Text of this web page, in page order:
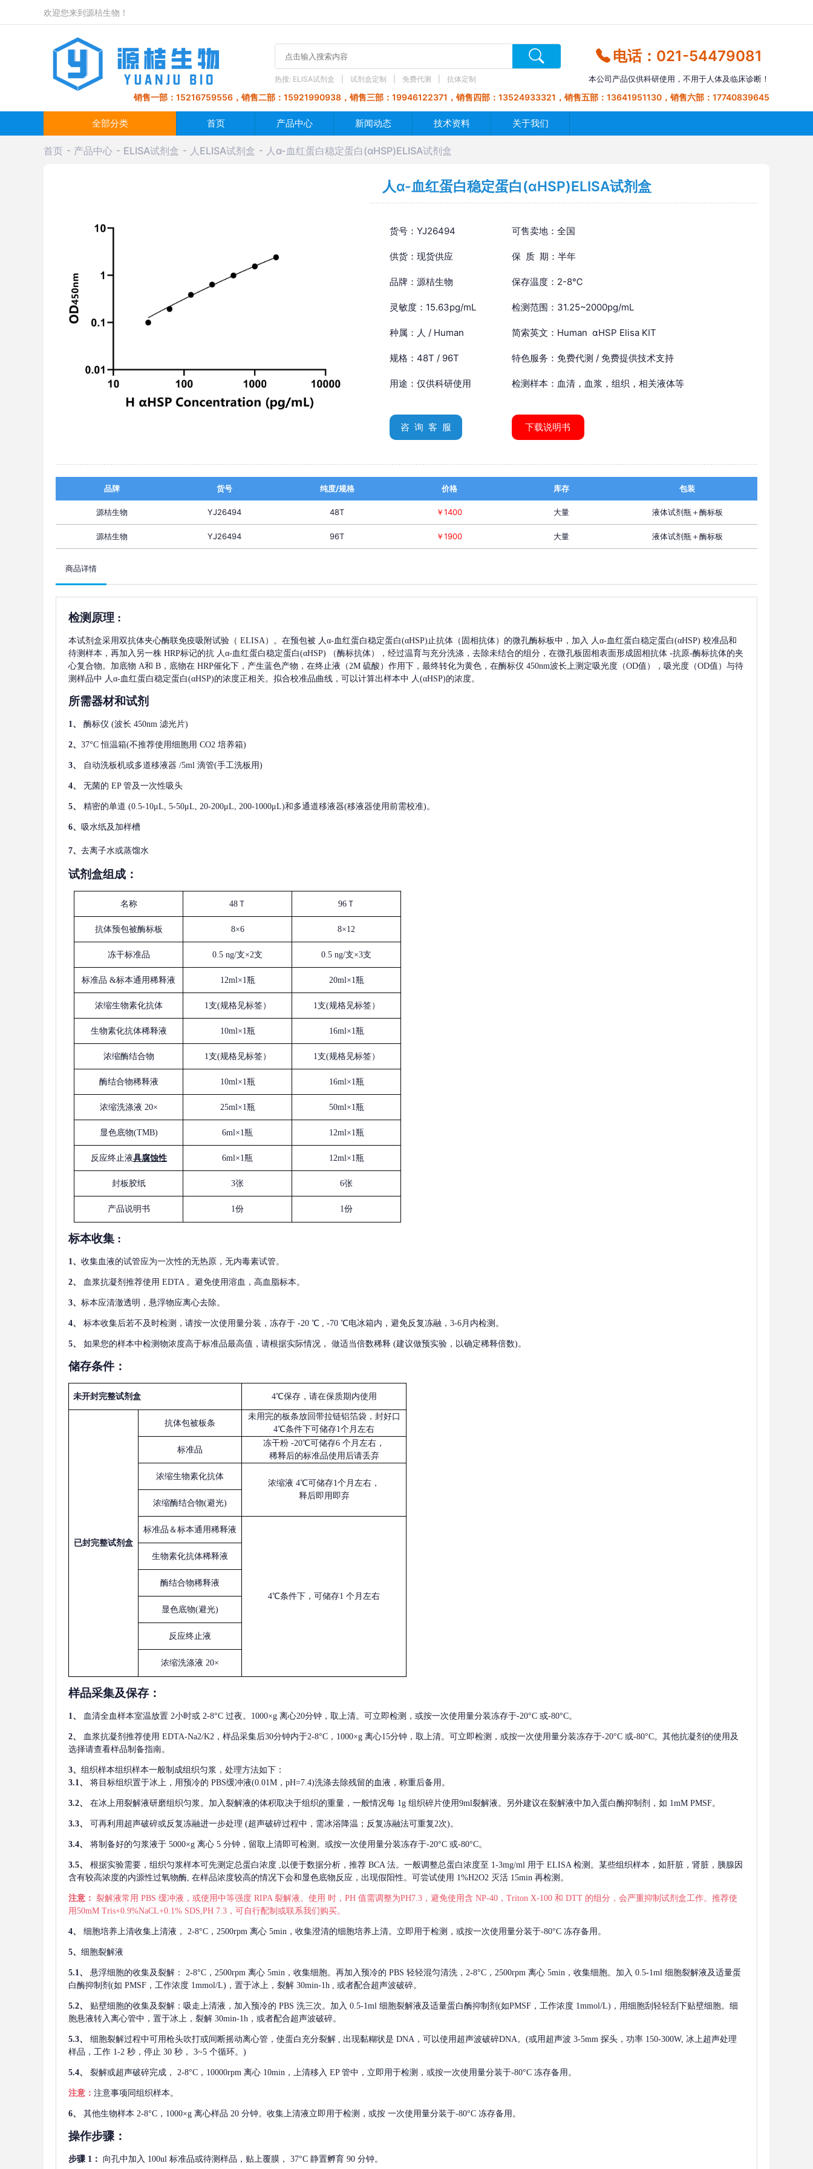
欢迎您来到源桔生物！
热搜: ELISA试剂盒 试剂盒定制 免费代测 抗体定制
电话：021-54479081
本公司产品仅供科研使用，不用于人体及临床诊断！
销售一部：15216759556，销售二部：15921990938，销售三部：19946122371，销售四部：13524933321，销售五部：13641951130，销售六部：17740839645
全部分类 首页 产品中心 新闻动态 技术资料 关于我们
首页 产品中心 ELISA试剂盒 人ELISA试剂盒 人α-血红蛋白稳定蛋白(αHSP)ELISA试剂盒
人α-血红蛋白稳定蛋白(αHSP)ELISA试剂盒
货号：YJ26494 可售卖地：全国
供货：现货供应 保 质 期：半年
品牌：源桔生物 保存温度：2-8℃
灵敏度：15.63pg/mL 检测范围：31.25~2000pg/mL
种属：人 / Human 简索英文：Human αHSP Elisa KIT
规格：48T / 96T 特色服务：免费代测 / 免费提供技术支持
用途：仅供科研使用 检测样本：血清，血浆，组织，相关液体等
咨 询 客 服 下载说明书
品牌 货号 纯度/规格 价格 库存 包装
源桔生物 YJ26494 48T ￥1400 大量 液体试剂瓶＋酶标板
源桔生物 YJ26494 96T ￥1900 大量 液体试剂瓶＋酶标板
商品详情
检测原理 :
本试剂盒采用双抗体夹心酶联免疫吸附试验（ ELISA）。在预包被 人α-血红蛋白稳定蛋白(αHSP)止抗体（固相抗体）的微孔酶标板中，加入 人α-血红蛋白稳定蛋白(αHSP) 校准品和
待测样本，再加入另一株 HRP标记的抗 人α-血红蛋白稳定蛋白(αHSP) （酶标抗体），经过温育与充分洗涤，去除未结合的组分，在微孔板固相表面形成固相抗体 -抗原-酶标抗体的夹
心复合物。加底物 A和 B，底物在 HRP催化下，产生蓝色产物，在终止液（2M 硫酸）作用下，最终转化为黄色，在酶标仪 450nm波长上测定吸光度（OD值），吸光度（OD值）与待
测样品中 人α-血红蛋白稳定蛋白(αHSP)的浓度正相关。拟合校准品曲线，可以计算出样本中 人(αHSP)的浓度。
所需器材和试剂
1、 酶标仪 (波长 450nm 滤光片)
2、 37°C 恒温箱(不推荐使用细胞用 CO2 培养箱)
3、 自动洗板机或多道移液器 /5ml 滴管(手工洗板用)
4、 无菌的 EP 管及一次性吸头
5、 精密的单道 (0.5-10μL, 5-50μL, 20-200μL, 200-1000μL)和多通道移液器(移液器使用前需校准)。
6、 吸水纸及加样槽
7、 去离子水或蒸馏水
试剂盒组成：
名称 48Ｔ 96Ｔ
抗体预包被酶标板 8×6 8×12
冻干标准品 0.5 ng/支×2支 0.5 ng/支×3支
标准品 &标本通用稀释液 12ml×1瓶 20ml×1瓶
浓缩生物素化抗体 1支(规格见标签） 1支(规格见标签）
生物素化抗体稀释液 10ml×1瓶 16ml×1瓶
浓缩酶结合物 1支(规格见标签） 1支(规格见标签）
酶结合物稀释液 10ml×1瓶 16ml×1瓶
浓缩洗涤液 20× 25ml×1瓶 50ml×1瓶
显色底物(TMB) 6ml×1瓶 12ml×1瓶
反应终止液具腐蚀性 6ml×1瓶 12ml×1瓶
封板胶纸 3张 6张
产品说明书 1份 1份
标本收集 :
1、 收集血液的试管应为一次性的无热原，无内毒素试管。
2、 血浆抗凝剂推荐使用 EDTA 。避免使用溶血，高血脂标本。
3、 标本应清澈透明，悬浮物应离心去除。
4、 标本收集后若不及时检测，请按一次使用量分装，冻存于 -20 ℃ , -70 ℃电冰箱内，避免反复冻融，3-6月内检测。
5、 如果您的样本中检测物浓度高于标准品最高值，请根据实际情况， 做适当倍数稀释 (建议做预实验，以确定稀释倍数)。
储存条件：
未开封完整试剂盒 4℃保存，请在保质期内使用
已封完整试剂盒
抗体包被板条
未用完的板条放回带拉链铝箔袋，封好口
4℃条件下可储存1个月左右
标准品
冻干粉 -20℃可储存6 个月左右，
稀释后的标准品使用后请丢弃
浓缩生物素化抗体
浓缩液 4℃可储存1个月左右，
释后即用即弃
浓缩酶结合物(避光)
标准品＆标本通用稀释液
4℃条件下，可储存1 个月左右
生物素化抗体稀释液
酶结合物稀释液
显色底物(避光)
反应终止液
浓缩洗涤液 20×
样品采集及保存 ：
1、 血清全血样本室温放置 2小时或 2-8°C 过夜。1000×g 离心20分钟，取上清。可立即检测，或按一次使用量分装冻存于-20°C 或-80°C。
2、 血浆抗凝剂推荐使用 EDTA-Na2/K2，样品采集后30分钟内于2-8°C，1000×g 离心15分钟，取上清。可立即检测，或按一次使用量分装冻存于-20°C 或-80°C。其他抗凝剂的使用及
选择请查看样品制备指南。
3、 组织样本组织样本一般制成组织匀浆，处理方法如下：
3.1、
将目标组织置于冰上，用预冷的 PBS缓冲液(0.01M，pH=7.4)洗涤去除残留的血液，称重后备用。
3.2、 在冰上用裂解液研磨组织匀浆。加入裂解液的体积取决于组织的重量，一般情况每 1g 组织碎片使用9ml裂解液。另外建议在裂解液中加入蛋白酶抑制剂，如 1mM PMSF。
3.3、 可再利用超声破碎或反复冻融进一步处理 (超声破碎过程中，需冰浴降温；反复冻融法可重复2次)。
3.4、 将制备好的匀浆液于 5000×g 离心 5 分钟，留取上清即可检测。或按一次使用量分装冻存于-20°C 或-80°C。
3.5、 根据实验需要，组织匀浆样本可先测定总蛋白浓度 ,以便于数据分析，推荐 BCA 法。一般调整总蛋白浓度至 1-3mg/ml 用于 ELISA 检测。某些组织样本，如肝脏，肾脏，胰腺因
含有较高浓度的内源性过氧物酶, 在样品浓度较高的情况下会和显色底物反应，出现假阳性。可尝试使用 1%H2O2 灭活 15min 再检测。
注意： 裂解液常用 PBS 缓冲液，或使用中等强度 RIPA 裂解液。使用 时，PH 值需调整为PH7.3，避免使用含 NP-40，Triton X-100 和 DTT 的组分，会严重抑制试剂盒工作。推荐使
用50mM Tris+0.9%NaCL+0.1% SDS,PH 7.3，可自行配制或联系我们购买。
4、 细胞培养上清收集上清液， 2-8°C，2500rpm 离心 5min，收集澄清的细胞培养上清。立即用于检测，或按一次使用量分装于-80°C 冻存备用。
5、 细胞裂解液
5.1、 悬浮细胞的收集及裂解：
2-8°C，2500rpm 离心 5min，收集细胞。再加入预冷的 PBS 轻轻混匀清洗，2-8°C，2500rpm 离心 5min，收集细胞。加入 0.5-1ml 细胞裂解液及适量蛋
白酶抑制剂(如 PMSF，工作浓度 1mmol/L)，置于冰上，裂解 30min-1h , 或者配合超声波破碎。
5.2、 贴壁细胞的收集及裂解：吸走上清液，加入预冷的 PBS 洗三次。加入 0.5-1ml 细胞裂解液及适量蛋白酶抑制剂(如PMSF，工作浓度 1mmol/L)，用细胞刮轻轻刮下贴壁细胞。细
胞悬液转入离心管中，置于冰上，裂解 30min-1h，或者配合超声波破碎。
5.3、 细胞裂解过程中可用枪头吹打或间断摇动离心管，使蛋白充分裂解 , 出现黏糊状是 DNA，可以使用超声波破碎DNA。(或用超声波 3-5mm 探头，功率 150-300W, 冰上超声处理
样品，工作 1-2 秒，停止 30 秒， 3~5 个循环。)
5.4、 裂解或超声破碎完成， 2-8°C，10000rpm 离心 10min，上清移入 EP 管中，立即用于检测，或按一次使用量分装于-80°C 冻存备用。
注意： 注意事项同组织样本。
6、 其他生物样本 2-8°C，1000×g 离心样品 20 分钟。收集上清液立即用于检测，或按 一次使用量分装于-80°C 冻存备用。
操作步骤：
步骤 1： 向孔中加入 100ul 标准品或待测样品，贴上覆膜， 37°C 静置孵育 90 分钟。